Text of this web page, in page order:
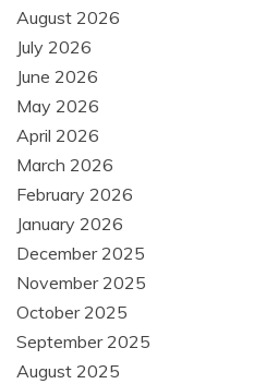
August 2026
July 2026
June 2026
May 2026
April 2026
March 2026
February 2026
January 2026
December 2025
November 2025
October 2025
September 2025
August 2025